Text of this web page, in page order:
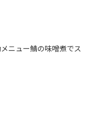
ニュー鯖の味噌煮でス